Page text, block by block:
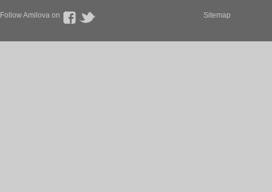
Follow Amilova on Sitemap